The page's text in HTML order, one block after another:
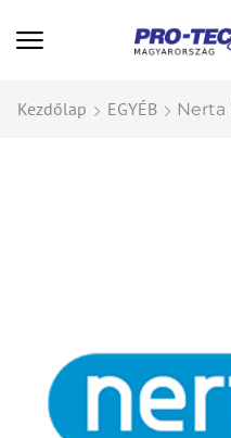
Kezdőlap EGYÉB Nerta